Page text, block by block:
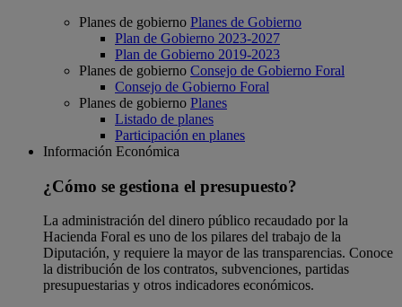
Planes de gobierno Planes de Gobierno
Plan de Gobierno 2023-2027
Plan de Gobierno 2019-2023
Planes de gobierno Consejo de Gobierno Foral
Consejo de Gobierno Foral
Planes de gobierno Planes
Listado de planes
Participación en planes
Información Económica
¿Cómo se gestiona el presupuesto?
La administración del dinero público recaudado por la
Hacienda Foral es uno de los pilares del trabajo de la
Diputación, y requiere la mayor de las transparencias. Conoce
la distribución de los contratos, subvenciones, partidas
presupuestarias y otros indicadores económicos.